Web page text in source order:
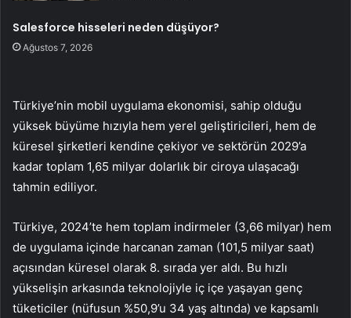
Salesforce hisseleri neden düşüyor?
Ağustos 7, 2026
Türkiye’nin mobil uygulama ekonomisi, sahip olduğu
yüksek büyüme hızıyla hem yerel geliştiricileri, hem de
küresel şirketleri kendine çekiyor ve sektörün 2029’a
kadar toplam 1,65 milyar dolarlık bir ciroya ulaşacağı
tahmin ediliyor.
Türkiye, 2024’te hem toplam indirmeler (3,66 milyar) hem
de uygulama içinde harcanan zaman (101,5 milyar saat)
açısından küresel olarak 8. sırada yer aldı. Bu hızlı
yükselişin arkasında teknolojiyle iç içe yaşayan genç
tüketiciler (nüfusun %50,9’u 34 yaş altında) ve kapsamlı